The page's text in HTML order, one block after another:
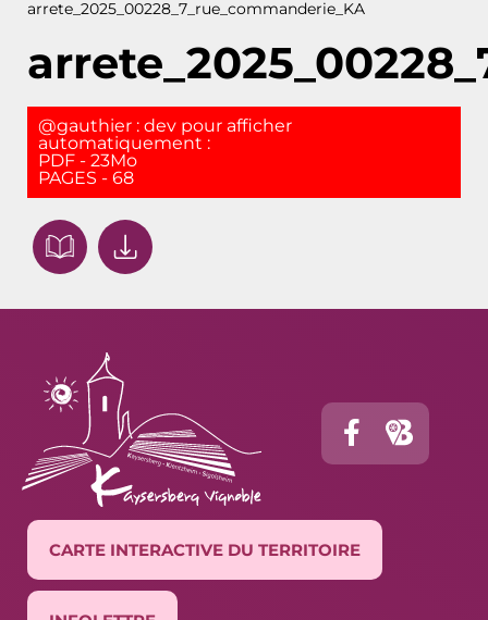
arrete_2025_00228_7_rue_commanderie_KA
@gauthier : dev pour afficher
automatiquement :
PDF - 23Mo
PAGES - 68
CARTE INTERACTIVE DU TERRITOIRE